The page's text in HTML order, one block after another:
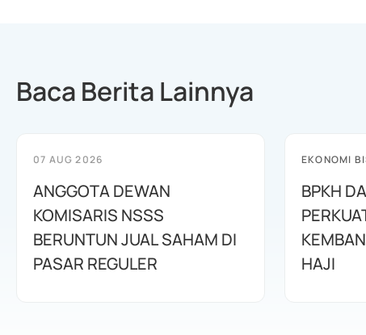
Baca Berita Lainnya
07 AUG 2026
ANGGOTA DEWAN
KOMISARIS NSSS
BERUNTUN JUAL SAHAM DI
PASAR REGULER
EKONOMI
BPKH
HAJI